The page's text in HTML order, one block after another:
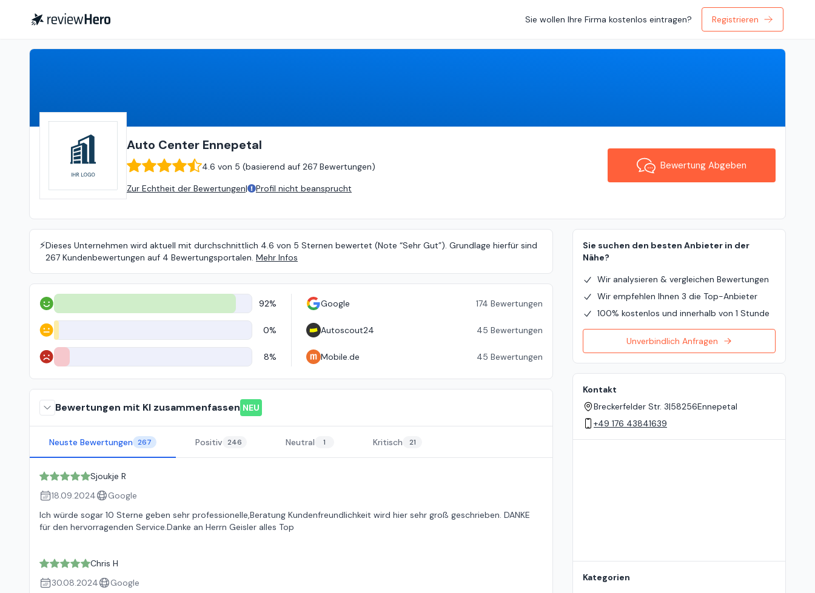
Sie wollen Ihre Firma kostenlos eintragen? Registrieren
Auto Center Ennepetal
4.6 von 5 (basierend auf 267 Bewertungen)
Zur Echtheit der Bewertungen| Profil nicht beansprucht
Bewertung Abgeben
⚡️Dieses Unternehmen wird aktuell mit durchschnittlich 4.6 von 5 Sternen bewertet (Note “Sehr Gut”). Grundlage hierfür sind
267 Kundenbewertungen auf 4 Bewertungsportalen. Mehr Infos
Positiv 92%
Neutral 0%
Negativ 8%
Google 174 Bewertungen
Autoscout24 45 Bewertungen
Mobile.de 45 Bewertungen
Bewertungen mit KI zusammenfassen NEU
Neuste Bewertungen 267 Positiv 246 Neutral 1 Kritisch 21
Sjoukje R
18.09.2024
Google
Ich würde sogar 10 Sterne geben sehr professionelle,Beratung Kundenfreundlichkeit wird hier sehr groß geschrieben. DANKE
für den hervorragenden Service.Danke an Herrn Geisler alles Top
Chris H
30.08.2024
Google
Sie suchen den besten Anbieter in der
Nähe?
Wir analysieren & vergleichen Bewertungen
Wir empfehlen Ihnen 3 die Top-Anbieter
100% kostenlos und innerhalb von 1 Stunde
Unverbindlich Anfragen
Kontakt
Breckerfelder Str. 3|58256Ennepetal
+49 176 43841639
Kategorien